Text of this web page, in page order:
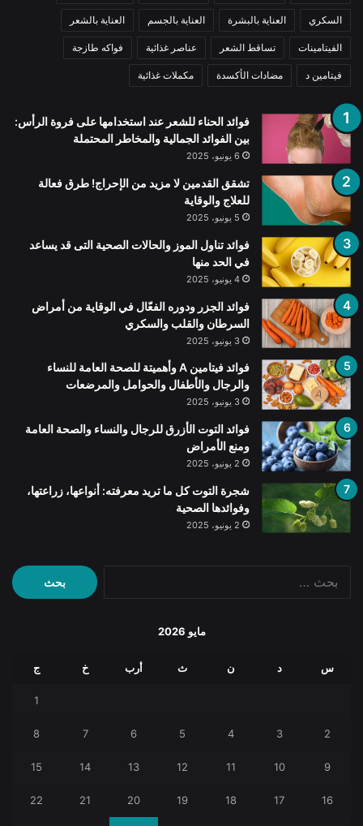
السكري العناية بالبشرة العناية بالجسم العناية بالشعر
الفيتامينات تساقط الشعر عناصر غذائية فواكه طازجة
فيتامين د مضادات الأكسدة مكملات غذائية
فوائد الحناء للشعر عند استخدامها على فروة الرأس:
بين الفوائد الجمالية والمخاطر المحتملة
6 يونيو، 2025
تشقق القدمين لا مزيد من الإحراج! طرق فعالة
للعلاج والوقاية
5 يونيو، 2025
فوائد تناول الموز والحالات الصحية التى قد يساعد
في الحد منها
4 يونيو، 2025
فوائد الجزر ودوره الفعّال في الوقاية من أمراض
السرطان والقلب والسكري
3 يونيو، 2025
فوائد فيتامين A وأهميتة للصحة العامة للنساء
والرجال والأطفال والحوامل والمرضعات
3 يونيو، 2025
فوائد التوت الأزرق للرجال والنساء والصحة العامة
ومنع الأمراض
2 يونيو، 2025
شجرة التوت كل ما تريد معرفته: أنواعها، زراعتها،
وفوائدها الصحية
2 يونيو، 2025
البحث
عن:
مايو 2026
س د ن ث أرب خ ج
1
2
3
4
5
6
7
8
9
10
11
12
13
14
15
16
17
18
19
20
21
22